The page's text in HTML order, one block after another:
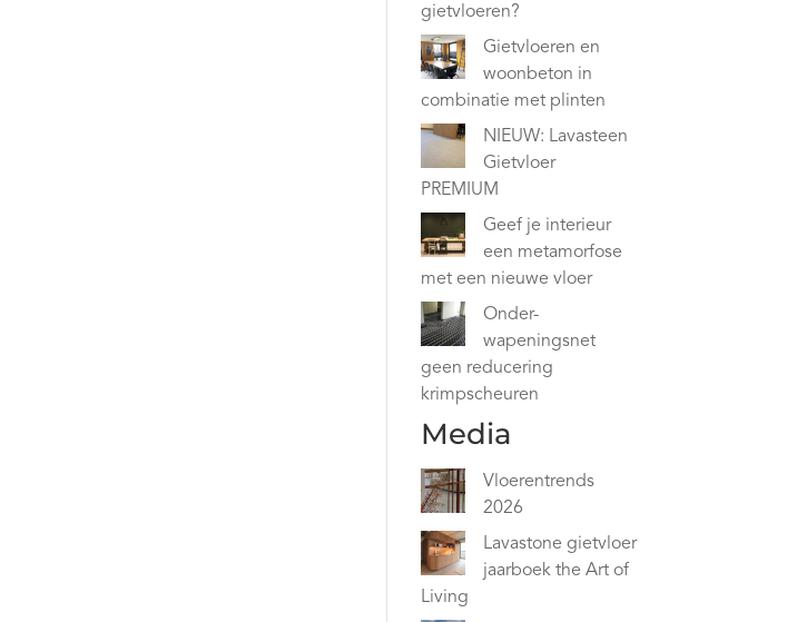
gietvloeren?
Gietvloeren en
woonbeton in
combinatie met plinten
NIEUW: Lavasteen
Gietvloer
PREMIUM
Geef je interieur
een metamorfose
met een nieuwe vloer
Onder-
wapeningsnet
geen reducering
krimpscheuren
Media
Vloerentrends
2026
Lavastone gietvloer
jaarboek the Art of
Living